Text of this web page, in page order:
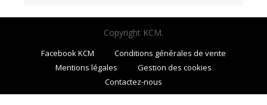
Copyright KCM.
Facebook KCM
Conditions générales de vente
Mentions légales
Gestion des cookies
Contactez-nous